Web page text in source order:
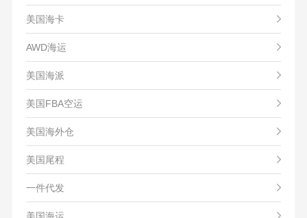
美国海卡
AWD海运
美国海派
美国FBA空运
美国海外仓
美国尾程
一件代发